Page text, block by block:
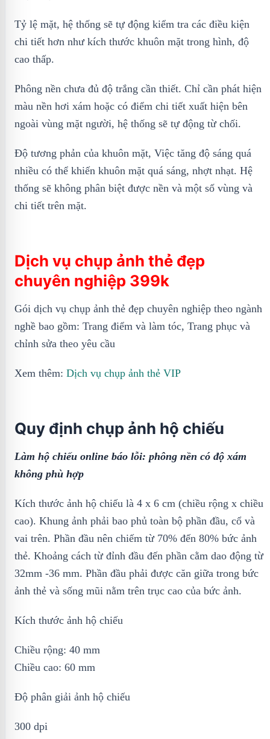
Tỷ lệ mặt, hệ thống sẽ tự động kiểm tra các điều kiện
chi tiết hơn như kích thước khuôn mặt trong hình, độ
cao thấp.
Phông nền chưa đủ độ trắng cần thiết. Chỉ cần phát hiện
màu nền hơi xám hoặc có điểm chi tiết xuất hiện bên
ngoài vùng mặt người, hệ thống sẽ tự động từ chối.
Độ tương phản của khuôn mặt, Việc tăng độ sáng quá
nhiều có thể khiến khuôn mặt quá sáng, nhợt nhạt. Hệ
thống sẽ không phân biệt được nền và một số vùng và
chi tiết trên mặt.
Dịch vụ chụp ảnh thẻ đẹp
chuyên nghiệp 399k
Gói dịch vụ chụp ảnh thẻ đẹp chuyên nghiệp theo ngành
nghề bao gồm: Trang điểm và làm tóc, Trang phục và
chỉnh sửa theo yêu cầu
Xem thêm: Dịch vụ chụp ảnh thẻ VIP
Quy định chụp ảnh hộ chiếu
Làm hộ chiếu online báo lỗi: phông nền có độ xám
không phù hợp
Kích thước ảnh hộ chiếu là 4 x 6 cm (chiều rộng x chiều
cao). Khung ảnh phải bao phủ toàn bộ phần đầu, cổ và
vai trên. Phần đầu nên chiếm từ 70% đến 80% bức ảnh
thẻ. Khoảng cách từ đỉnh đầu đến phần cằm dao động từ
32mm -36 mm. Phần đầu phải được căn giữa trong bức
ảnh thẻ và sống mũi nằm trên trục cao của bức ảnh.
Kích thước ảnh hộ chiếu
Chiều rộng: 40 mm
Chiều cao: 60 mm
Độ phân giải ảnh hộ chiếu
300 dpi